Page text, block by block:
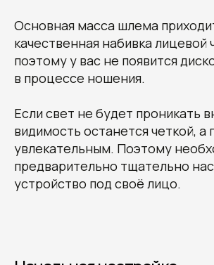
Основная масса шлема
качественная набивка лицевой
поэтому у вас не появится
в процессе ношения.
Если свет не будет проникать
видимость останется четкой,
увлекательным. Поэтому
предварительно тщательно
устройство под своё лицо.